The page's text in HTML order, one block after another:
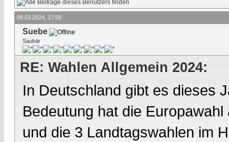
08.03.2024, 17:59
Suebe
Saubär
RE: Wahlen Allgemein 2024:
In Deutschland gibt es dieses
Bedeutung hat die Europawahl
und die 3 Landtagswahlen im